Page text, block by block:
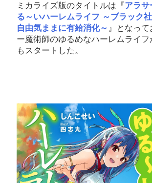
ミカライズ版のタイトルは『 アラサ
る～いハーレムライフ ～ブラック
自由気ままに有給消化～ 』となっ
ー魔術師のゆるめなハーレムライ
もスタートした。